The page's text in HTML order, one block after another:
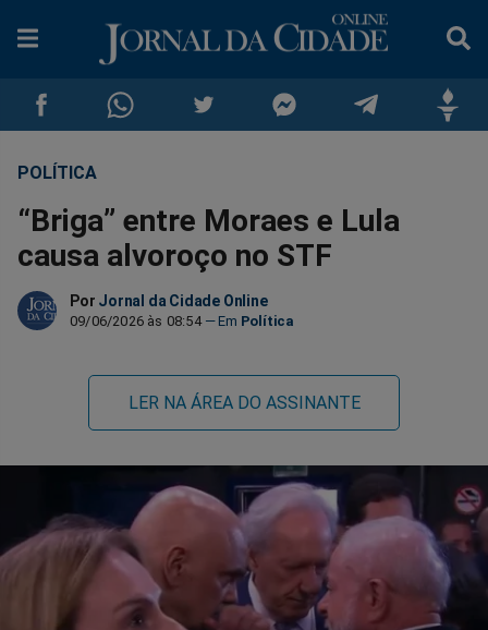
Compartilhar
no
Facebook
Compartilhar
no
Whatsapp
no
Twitter
no
Messenger
no
POLÍTICA
“Briga” entre Moraes e Lula
causa alvoroço no STF
Por Jornal da Cidade Online
09/06/2026 às 08:54 Política
LER NA ÁREA DO ASSINANTE